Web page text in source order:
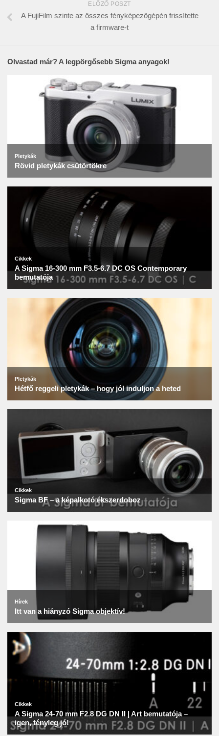
ELŐZŐ POSZT
A FujiFilm szinte az összes fényképezőgépén frissítette
a firmware-t
Olvastad már? A legpörgősebb Sigma anyagok!